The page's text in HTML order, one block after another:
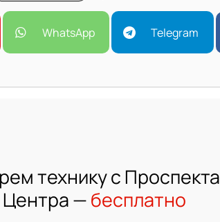
WhatsApp Telegram
технику с Проспекта
Центра —бесплатно